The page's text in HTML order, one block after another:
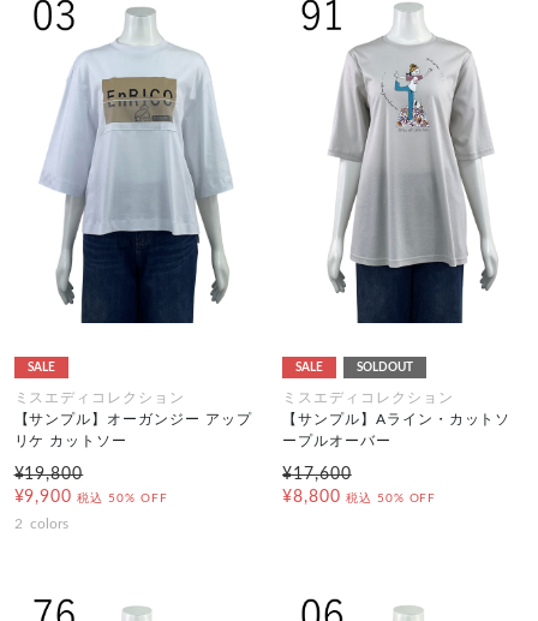
SALE
ミスエディコレクション
【サンプル】オーガンジー アップ
リケ カットソー
¥19,800
¥9,900 税込 50% OFF
2 colors
SALE SOLDOUT
ミスエディコレクション
【サンプル】Aライン・カットソ
ープルオーバー
¥17,600
¥8,800 税込 50% OFF